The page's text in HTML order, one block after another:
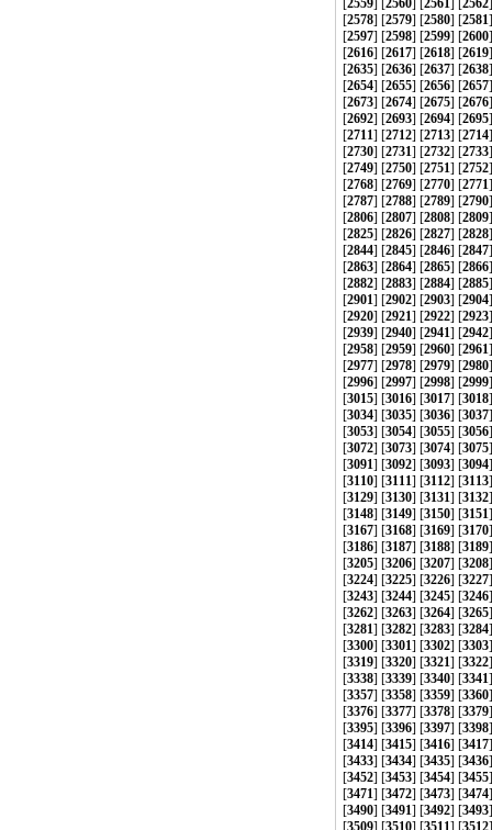
[2559] [2560] [2561] [2562
[2578] [2579] [2580] [2581
[2597] [2598] [2599] [2600
[2616] [2617] [2618] [2619
[2635] [2636] [2637] [2638
[2654] [2655] [2656] [2657
[2673] [2674] [2675] [2676
[2692] [2693] [2694] [2695
[2711] [2712] [2713] [2714
[2730] [2731] [2732] [2733
[2749] [2750] [2751] [2752
[2768] [2769] [2770] [2771
[2787] [2788] [2789] [2790
[2806] [2807] [2808] [2809
[2825] [2826] [2827] [2828
[2844] [2845] [2846] [2847
[2863] [2864] [2865] [2866
[2882] [2883] [2884] [2885
[2901] [2902] [2903] [2904
[2920] [2921] [2922] [2923
[2939] [2940] [2941] [2942
[2958] [2959] [2960] [2961
[2977] [2978] [2979] [2980
[2996] [2997] [2998] [2999
[3015] [3016] [3017] [3018
[3034] [3035] [3036] [3037
[3053] [3054] [3055] [3056
[3072] [3073] [3074] [3075
[3091] [3092] [3093] [3094
[3110] [3111] [3112] [3113
[3129] [3130] [3131] [3132
[3148] [3149] [3150] [3151
[3167] [3168] [3169] [3170
[3186] [3187] [3188] [3189
[3205] [3206] [3207] [3208
[3224] [3225] [3226] [3227
[3243] [3244] [3245] [3246
[3262] [3263] [3264] [3265
[3281] [3282] [3283] [3284
[3300] [3301] [3302] [3303
[3319] [3320] [3321] [3322
[3338] [3339] [3340] [3341
[3357] [3358] [3359] [3360
[3376] [3377] [3378] [3379
[3395] [3396] [3397] [3398
[3414] [3415] [3416] [3417
[3433] [3434] [3435] [3436
[3452] [3453] [3454] [3455
[3471] [3472] [3473] [3474
[3490] [3491] [3492] [3493
[3509] [3510] [3511 ] [3512